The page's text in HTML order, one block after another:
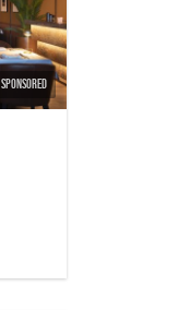
SPONSORED